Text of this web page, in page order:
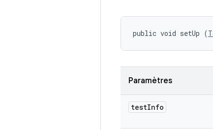
public void setUp (
Paramètres
testInfo